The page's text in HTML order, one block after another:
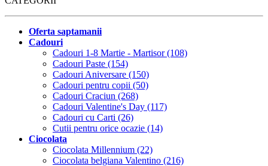
Oferta saptamanii
Cadouri
Cadouri 1-8 Martie - Martisor (108)
Cadouri Paste (154)
Cadouri Aniversare (150)
Cadouri pentru copii (50)
Cadouri Craciun (268)
Cadouri Valentine's Day (117)
Cadouri cu Carti (26)
Cutii pentru orice ocazie (14)
Ciocolata
Ciocolata Millennium (22)
Ciocolata belgiana Valentino (216)